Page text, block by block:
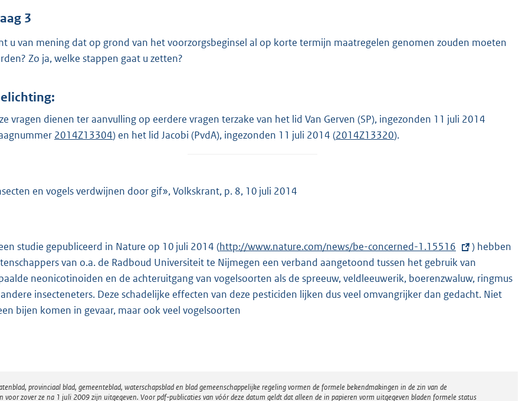
3
u van mening dat op grond van het voorzorgsbeginsel al op korte termijn maatregelen genomen zouden moeten
Zo ja, welke stappen gaat u zetten?
vragen dienen ter aanvulling op eerdere vragen terzake van het lid Van Gerven (SP), ingezonden 11 juli 2014
2014Z13304) en het lid Jacobi (PvdA), ingezonden 11 juli 2014 (2014Z13320).
en vogels verdwijnen door gif», Volkskrant, p. 8, 10 juli 2014
studie gepubliceerd in Nature op 10 juli 2014 (E
x
t
e
r
n
http://www.nature.com/news/be-concerned-1.15516
) hebben
van o.a. de Radboud Universiteit te Nijmegen een verband aangetoond tussen het gebruik van
neonicotinoiden en de achteruitgang van vogelsoorten als de spreeuw, veldleeuwerik, boerenzwaluw, ringmus
insecteneters. Deze schadelijke effecten van deze pesticiden lijken dus veel omvangrijker dan gedacht. Niet
bijen komen in gevaar, maar ook veel vogelsoorten
provinciaal blad, gemeenteblad, waterschapsblad en blad gemeenschappelijke regeling vormen de formele bekendmakingen in de zin van de
zover ze na 1 juli 2009 zijn uitgegeven. Voor pdf-publicaties van vóór deze datum geldt dat alleen de in papieren vorm uitgegeven bladen formele status